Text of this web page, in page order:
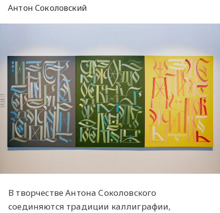
Антон Соколовский
В творчестве Антона Соколовского
соединяются традиции каллиграфии,